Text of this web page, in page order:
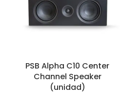
PSB Alpha C10 Center
Channel Speaker
(unidad)